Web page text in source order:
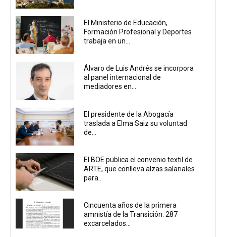
El Ministerio de Educación,
Formación Profesional y Deportes
trabaja en un...
Álvaro de Luis Andrés se incorpora
al panel internacional de
mediadores en...
El presidente de la Abogacía
traslada a Elma Saiz su voluntad
de...
El BOE publica el convenio textil de
ARTE, que conlleva alzas salariales
para...
Cincuenta años de la primera
amnistía de la Transición: 287
excarcelados...